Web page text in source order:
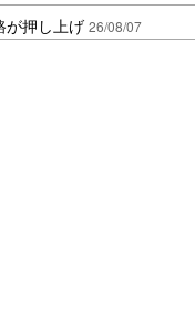
が押し上げ 26/08/07